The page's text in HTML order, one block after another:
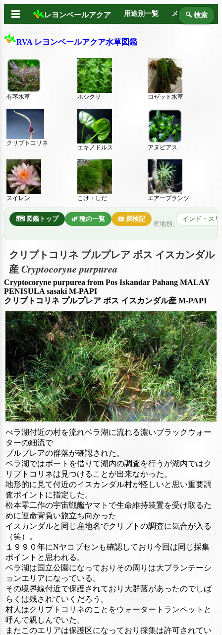
☰ レヨンベールアクア 用途別一覧 メーカー別
🔍 検索
RVA レヨンベールアクア水草図鑑
有茎水草 ホシクサ ロゼット水草
クリプトコリネ
エキノドルス アヌビアス
スイレン こけ・しだ エアープランツ
🗺️ 図鑑トップ 🌿 種の一覧 📖 探検記
産地別:
インド・ス
クリプトコリネ プルプレア ポス イスカンダル
産 Cryptocoryne purpurea
Cryptocoryne purpurea from Pos Iskandar Pahang MALAY
PENISULA sasaki M-PAPI
クリプトコリネ プルプレア ポス イスカンダル産 M-PAPI
べラ湖付近の村を流れベラ湖に流れる濃いブラックウォー
ターの細流で
プルプレアの群落が確認された。
ベラ湖ではボートを借りて湖内の調査を行うが湖内ではク
リプトコリネは見つけることが出来なかった。
地形的に見て付近のイスカンダル村が怪しいと思い重要調
査ポイントに指定した。
松本零二作の宇宙戦艦ヤマトで生命維持装置を受け取るた
めに運命背負い旅立ち向かった
イスカンダルと同じ産地名でクリプトの調査に気合が入る
（笑）。
１９９０年にNヤコブセンも確認しており今回は同じ採集
ポイントと思われる。
ベラ湖は国立公園になっておりその周りは大プランテーシ
ョンエリアになっている。
その境界線付近で保護されており大群落があったのでしば
らくは残されていくだろう。
村人はクリプトコリネのことをウォータートランペットと
呼んで親しんでいた。
またこのエリアは保護区になっており採集は許可されてい